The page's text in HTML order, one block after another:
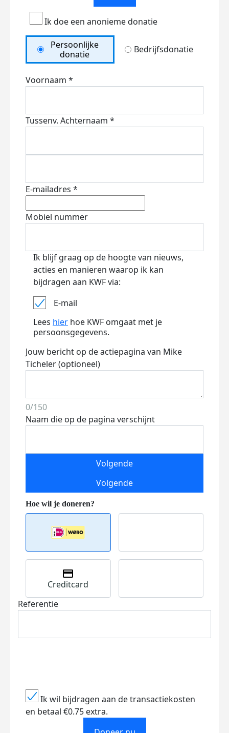
Ik doe een anonieme donatie
Persoonlijke
donatie
Bedrijfsdonatie
Voornaam *
Tussenv. Achternaam *
E-mailadres *
Mobiel nummer
Ik blijf graag op de hoogte van nieuws,
acties en manieren waarop ik kan
bijdragen aan KWF via:
E-mail
Lees hier hoe KWF omgaat met je
persoonsgegevens.
Jouw bericht op de actiepagina van Mike
Ticheler (optioneel)
0/150
Naam die op de pagina verschijnt
Volgende
Volgende
Creditcard
Referentie
Ik wil bijdragen aan de transactiekosten
en betaal €0.75 extra.